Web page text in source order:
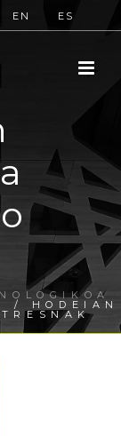
EN ES
/ HODEIAN